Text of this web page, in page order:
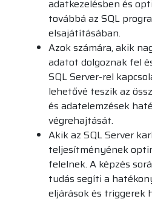
adatkezelésben és
továbbá az SQL
elsajátításában.
Azok számára, akik
adatot dolgoznak fel
SQL Server-rel
lehetővé teszik az
és adatelemzések
végrehajtását.
Akik az SQL Server
teljesítményének
felelnek. A képzés
tudás segíti a
eljárások és triggerek